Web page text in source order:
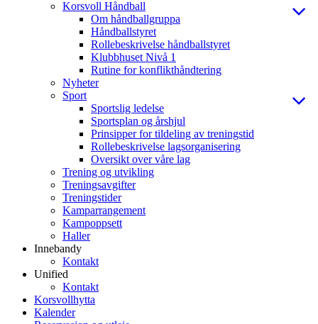
Korsvoll Håndball
Om håndballgruppa
Håndballstyret
Rollebeskrivelse håndballstyret
Klubbhuset Nivå 1
Rutine for konflikthåndtering
Nyheter
Sport
Sportslig ledelse
Sportsplan og årshjul
Prinsipper for tildeling av treningstid
Rollebeskrivelse lagsorganisering
Oversikt over våre lag
Trening og utvikling
Treningsavgifter
Treningstider
Kamparrangement
Kampoppsett
Haller
Innebandy
Kontakt
Unified
Kontakt
Korsvollhytta
Kalender